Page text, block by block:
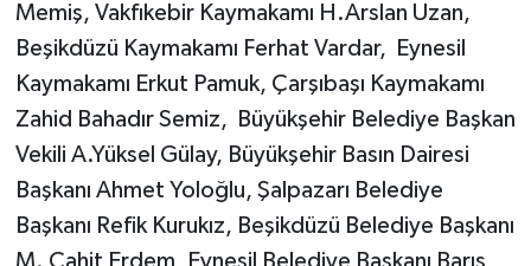
Memiş, Vakfıkebir Kaymakamı H.Arslan Uzan,
Beşikdüzü Kaymakamı Ferhat Vardar, Eynesil
Kaymakamı Erkut Pamuk, Çarşıbaşı Kaymakamı
Zahid Bahadır Semiz, Büyükşehir Belediye Başkan
Vekili A.Yüksel Gülay, Büyükşehir Basın Dairesi
Başkanı Ahmet Yoloğlu, Şalpazarı Belediye
Başkanı Refik Kurukız, Beşikdüzü Belediye Başkanı